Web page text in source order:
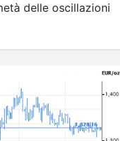
delle oscillazioni